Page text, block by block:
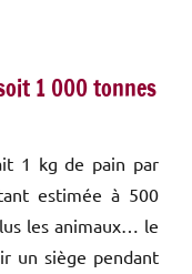
1 000 tonnes
1 kg de pain par
estimée à 500
les animaux… le
un siège pendant